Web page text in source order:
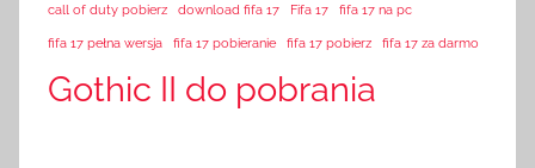
call of duty pobierz download fifa 17 Fifa 17 fifa 17 na pc
fifa 17 pełna wersja fifa 17 pobieranie fifa 17 pobierz fifa 17 za darmo
Gothic II do pobrania